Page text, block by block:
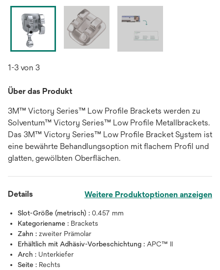
1-3 von 3
Über das Produkt
3M™ Victory Series™ Low Profile Brackets werden zu
Solventum™ Victory Series™ Low Profile Metallbrackets.
Das 3M™ Victory Series™ Low Profile Bracket System ist
eine bewährte Behandlungsoption mit flachem Profil und
glatten, gewölbten Oberflächen.
Details Weitere Produktoptionen anzeigen
Slot-Größe (metrisch) : 0.457 mm
Kategoriename : Brackets
Zahn : zweiter Prämolar
Erhältlich mit Adhäsiv-Vorbeschichtung : APC™ II
Arch : Unterkiefer
Seite : Rechts